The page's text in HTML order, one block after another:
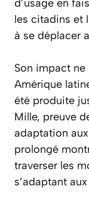
d’usage en
les citadins et
à se déplacer
Son impact ne
Amérique
été produite
Mille, preuve
adaptation
prolongé
traverser les
s’adaptant